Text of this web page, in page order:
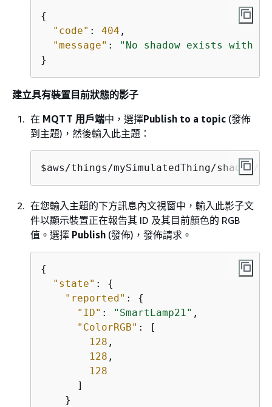
{
"code" : 404 ,
"message" :
"No shadow exists with
}
建立具有裝置目前狀態的影子
在 MQTT 用戶端中，選擇Publish to a topic (發佈
到主題)，然後輸入此主題：
$aws/things/mySimulatedThing/shadow/
在您輸入主題的下方訊息內文視窗中，輸入此影子文
件以顯示裝置正在報告其 ID 及其目前顏色的 RGB
值。選擇 Publish (發佈)，發佈請求。
{
"state" : {
"reported" : {
"ID" : "SmartLamp21" ,
"ColorRGB" : [
128 ,
128 ,
128
      ]
    }